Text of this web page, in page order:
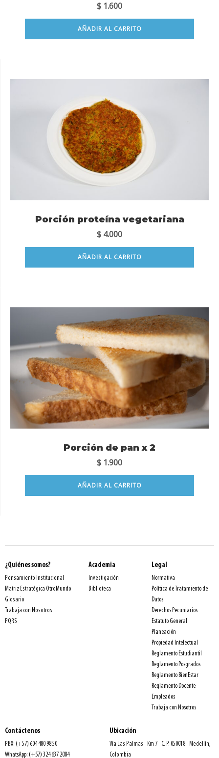
$ 1.600
AÑADIR AL CARRITO
Porción proteína vegetariana
$ 4.000
AÑADIR AL CARRITO
Porción de pan x 2
$ 1.900
AÑADIR AL CARRITO
¿Quiénes somos?
Pensamiento Institucional
Matriz Estratégica OtroMundo
Glosario
Trabaja con Nosotros
PQRS
Academia
Investigación
Biblioteca
Legal
Normativa
Política de Tratamiento de
Datos
Derechos Pecuniarios
Estatuto General
Planeación
Propiedad Intelectual
Reglamento Estudiantil
Reglamento Posgrados
Reglamento BienEstar
Reglamento Docente
Empleados
Trabaja con Nosotros
Contáctenos
PBX: (+57) 604 480 98 50
WhatsApp: (+57) 324 637 2084
Ubicación
Vía Las Palmas - Km 7 - C. P. 050018 - Medellín,
Colombia